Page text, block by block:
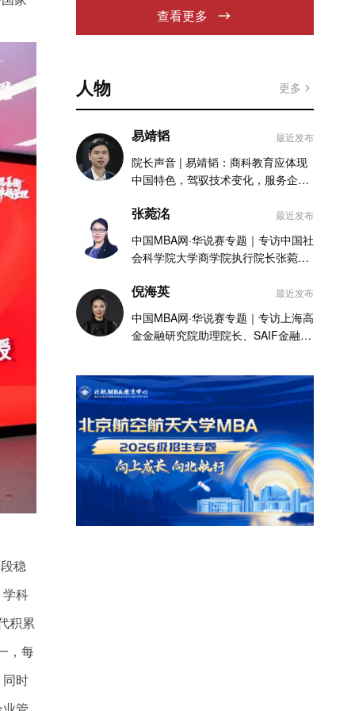
稳
科
积累
，每
时
查看更多
人物 更多
易靖韬 最近发布
院长声音 | 易靖韬：商科教育应体现
中国特色，驾驭技术变化，服务企业
张菀洺 最近发布
中国MBA网·华说赛专题｜专访中国社
会科学院大学商学院执行院长张菀洺
倪海英 最近发布
中国MBA网·华说赛专题｜专访上海高
金金融研究院助理院长、SAIF金融